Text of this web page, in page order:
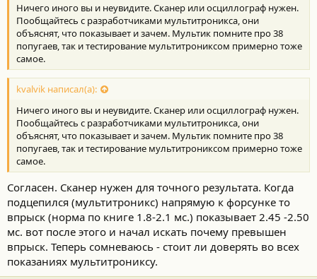
Ничего иного вы и неувидите. Сканер или осциллограф нужен.
Пообщайтесь с разработчиками мультитроникса, они
объяснят, что показывает и зачем. Мультик помните про 38
попугаев, так и тестирование мультитрониксом примерно тоже
самое.
kvalvik написал(а):
Ничего иного вы и неувидите. Сканер или осциллограф нужен.
Пообщайтесь с разработчиками мультитроникса, они
объяснят, что показывает и зачем. Мультик помните про 38
попугаев, так и тестирование мультитрониксом примерно тоже
самое.
Согласен. Сканер нужен для точного результата. Когда
подцепился (мультитроникс) напрямую к форсунке то
впрыск (норма по книге 1.8-2.1 мс.) показывает 2.45 -2.50
мс. вот после этого и начал искать почему превышен
впрыск. Теперь сомневаюсь - стоит ли доверять во всех
показаниях мультитрониксу.